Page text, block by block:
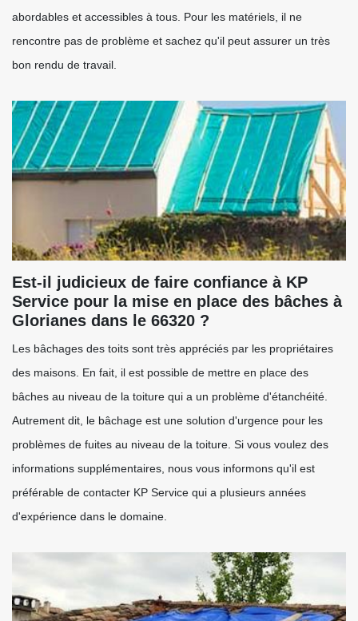
abordables et accessibles à tous. Pour les matériels, il ne
rencontre pas de problème et sachez qu'il peut assurer un très
bon rendu de travail.
Est-il judicieux de faire confiance à KP
Service pour la mise en place des bâches à
Glorianes dans le 66320 ?
Les bâchages des toits sont très appréciés par les propriétaires
des maisons. En fait, il est possible de mettre en place des
bâches au niveau de la toiture qui a un problème d'étanchéité.
Autrement dit, le bâchage est une solution d'urgence pour les
problèmes de fuites au niveau de la toiture. Si vous voulez des
informations supplémentaires, nous vous informons qu'il est
préférable de contacter KP Service qui a plusieurs années
d'expérience dans le domaine.